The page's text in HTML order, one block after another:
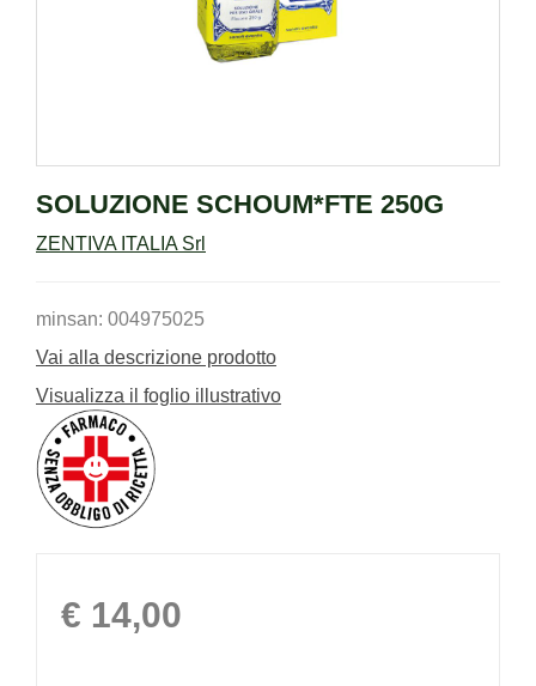
SOLUZIONE SCHOUM*FTE 250G
ZENTIVA ITALIA Srl
minsan: 004975025
Vai alla descrizione prodotto
Visualizza il foglio illustrativo
Prezzo
€ 14,00